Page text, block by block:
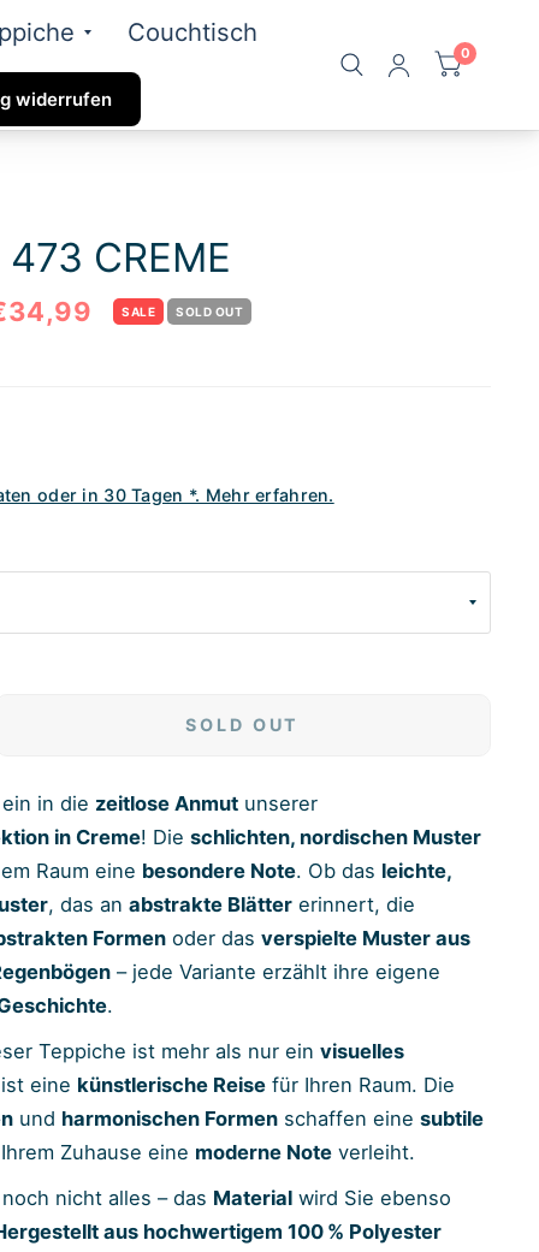
Couchtisch
widerrufen
0
CREME
SALE SOLD OUT
oder in 30 Tagen *. Mehr erfahren.
SOLD OUT
in die zeitlose Anmutunserer
in Creme! Die schlichten, nordischen Muster
Raum eine besondere Note. Ob das leichte,
, das an abstrakte Blättererinnert, die
Formenoder das verspielte Muster aus
– jede Variante erzählt ihre eigene
.
Teppiche ist mehr als nur ein visuelles
eine künstlerische Reisefür Ihren Raum. Die
und harmonischen Formenschaffen eine subtile
Zuhause eine moderne Noteverleiht.
nicht alles – das Materialwird Sie ebenso
aus hochwertigem 100 % Polyester